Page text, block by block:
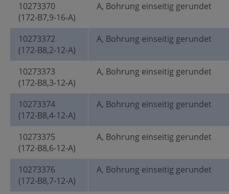
10273370
(172-B7,9-16-A)
A, Bohrung einseitig gerundet
10273372
(172-B8,2-12-A)
A, Bohrung einseitig gerundet
10273373
(172-B8,3-12-A)
A, Bohrung einseitig gerundet
10273374
(172-B8,4-12-A)
A, Bohrung einseitig gerundet
10273375
(172-B8,6-12-A)
A, Bohrung einseitig gerundet
10273376
(172-B8,7-12-A)
A, Bohrung einseitig gerundet